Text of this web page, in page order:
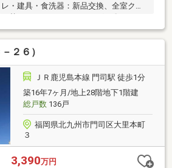
・建具・食洗器：新品交換、全室クロ
り替え、ハウスクリーニング）〇ペット
による制限有）〇LDKと洋室に隣接し
ーは南西向きで日当たり良好です！〇
ッチンはリビングが空間的につながって
族とコミュニケーションを取りながら
！〇全居室に収納があり、お荷物の収
２６）
ＪＲ鹿児島本線 門司駅 徒歩1分
築16年7ヶ月/地上28階地下1階建
総戸数136戸
福岡県北九州市門司区大里本町
３
3,390万円